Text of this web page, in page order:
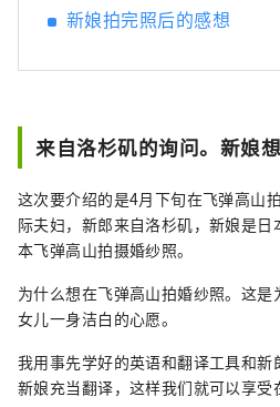
新娘拍完照后的感想
来自洛杉矶的询问。新娘
这次要介绍的是4月下旬在飞弹高山
际夫妇，新郎来自洛杉矶，新娘是日
本飞弹高山拍摄婚纱照。
为什么想在飞弹高山拍婚纱照。这
女儿一身洁白的心愿。
我用事先学好的英语和翻译工具和
新娘充当翻译，这样我们就可以享受